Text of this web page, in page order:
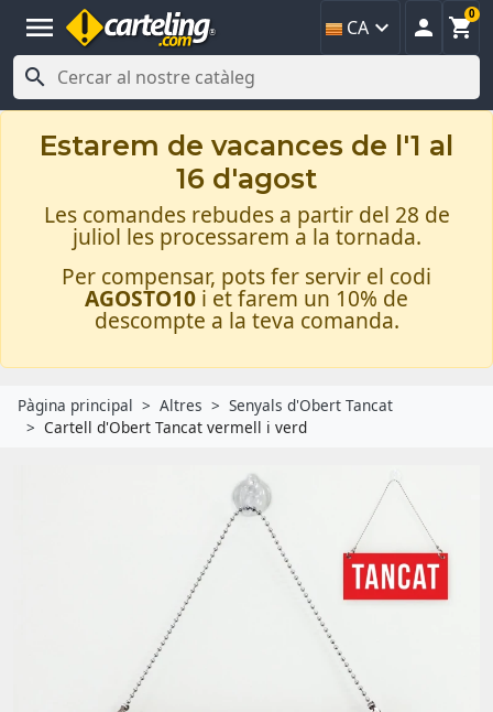
menu CA   
0

Estarem de vacances de l'1 al
16 d'agost
Les comandes rebudes a partir del 28 de
juliol les processarem a la tornada.
Per compensar, pots fer servir el codi
AGOSTO10 i et farem un 10% de
descompte a la teva comanda.
Pàgina principal Altres
Senyals d'Obert Tancat
Cartell d'Obert Tancat vermell i verd